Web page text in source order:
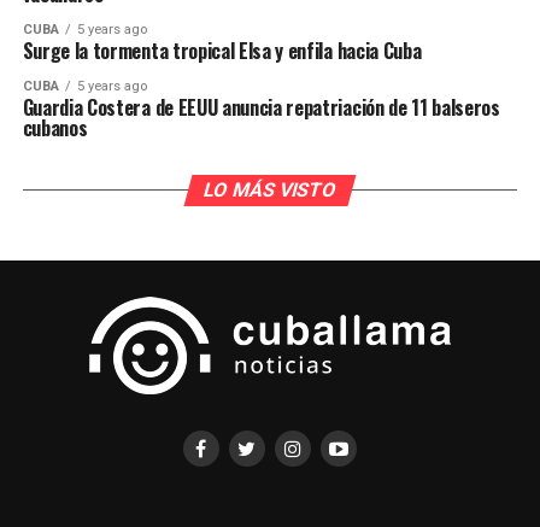
CUBA 5 years ago
Surge la tormenta tropical Elsa y enfila hacia Cuba
CUBA 5 years ago
Guardia Costera de EEUU anuncia repatriación de 11 balseros
cubanos
LO MÁS VISTO